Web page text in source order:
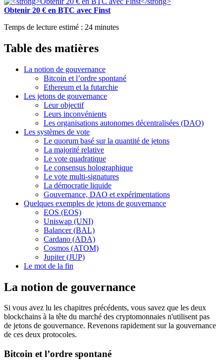
Obtenir 20 € en BTC avec Finst
Temps de lecture estimé : 24 minutes
Table des matières
La notion de gouvernance
Bitcoin et l’ordre spontané
Ethereum et la futarchie
Les jetons de gouvernance
Leur objectif
Leurs inconvénients
Les organisations autonomes décentralisées (DAO)
Les systèmes de vote
Le quorum basé sur la quantité de jetons
La majorité relative
Le vote quadratique
Le consensus holographique
Le vote multi-signatures
La démocratie liquide
Gouvernance, DAO et expérimentations
Quelques exemples de jetons de gouvernance
EOS (EOS)
Uniswap (UNI)
Balancer (BAL)
Cardano (ADA)
Cosmos (ATOM)
Jupiter (JUP)
Le mot de la fin
La notion de gouvernance
Si vous avez lu les chapitres précédents, vous savez que les deux
blockchains à la tête du marché des cryptomonnaies n'utilisent pas
de jetons de gouvernance. Revenons rapidement sur la gouvernance
de ces deux protocoles.
Bitcoin et l’ordre spontané